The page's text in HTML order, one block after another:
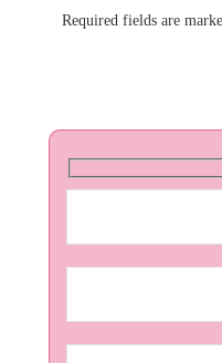
Required fields are